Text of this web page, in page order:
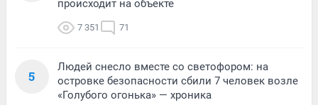
происходит на объекте
7 351 71
5
Людей снесло вместе со светофором: на
островке безопасности сбили 7 человек возле
«Голубого огонька» — хроника